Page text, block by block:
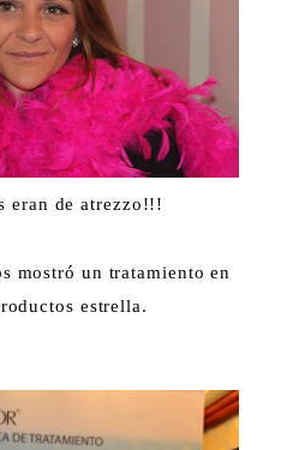
eran de atrezzo!!!
mostró un tratamiento en
estrella.